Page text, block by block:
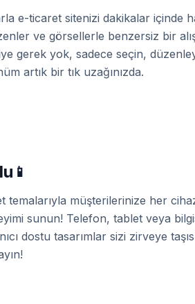
e-ticaret sitenizi dakikalar içinde
ve görsellerle benzersiz bir
gerek yok, sadece seçin,
artık bir tık uzağınızda.
📱
temalarıyla müşterilerinize her
sunun! Telefon, tablet veya
dostu tasarımlar sizi zirveye